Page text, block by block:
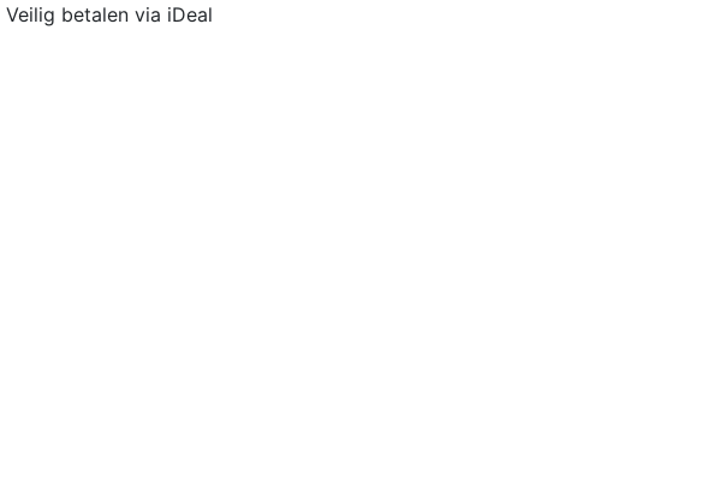
Veilig betalen via iDeal